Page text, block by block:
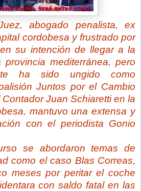
abogado penalista, ex
cordobesa y frustrado por
su intención de llegar a la
mediterránea, pero
ha sido ungido como
Juntos por el Cambio
Juan Schiaretti en la
mantuvo una extensa y
con el periodista Gonio
se abordaron temas de
como el caso Blas Correas,
meses por peritar el coche
con saldo fatal en las